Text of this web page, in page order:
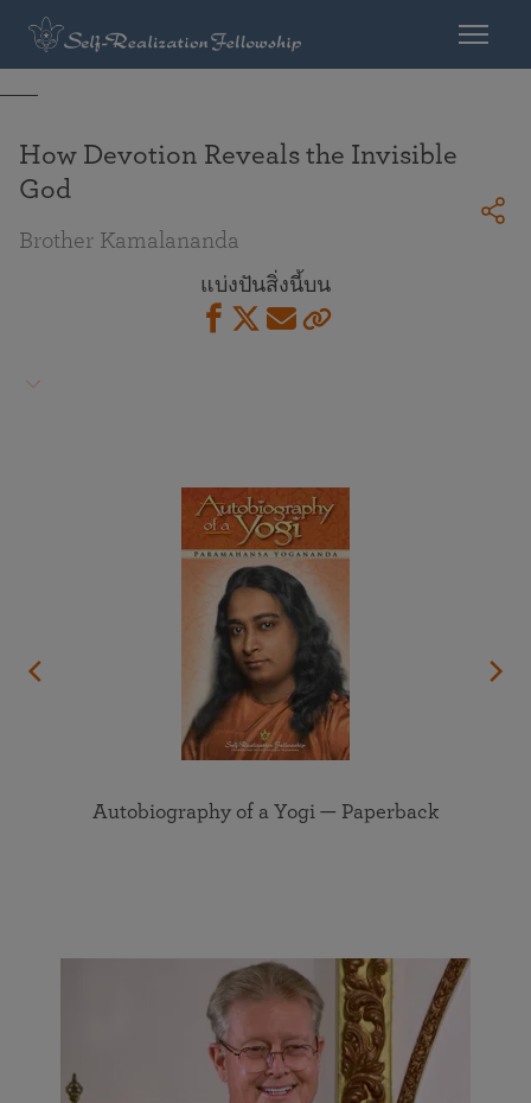
How Devotion Reveals the Invisible
God
Brother Kamalananda
แบ่งปันสิ่งนี้บน
Autobiography of a Yogi — Paperback